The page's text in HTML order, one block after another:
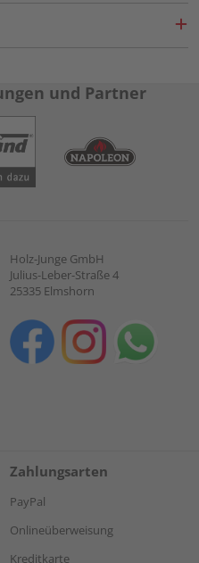
und Partner
Holz-Junge GmbH
Julius-Leber-Straße 4
25335 Elmshorn
Zahlungsarten
PayPal
Onlineüberweisung
Kreditkarte